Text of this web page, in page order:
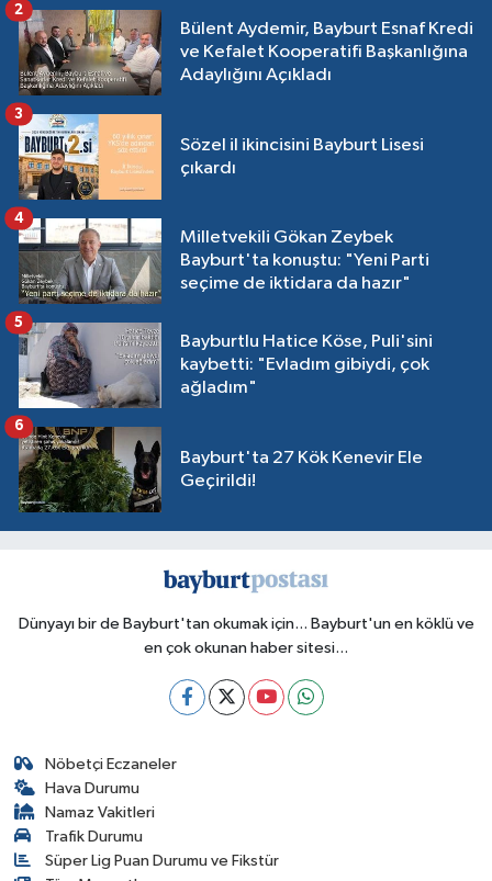
Bülent Aydemir, Bayburt Esnaf Kredi
ve Kefalet Kooperatifi Başkanlığına
Adaylığını Açıkladı
2
Sözel il ikincisini Bayburt Lisesi
çıkardı
3
Milletvekili Gökan Zeybek
Bayburt'ta konuştu: "Yeni Parti
seçime de iktidara da hazır"
4
Bayburtlu Hatice Köse, Puli'sini
kaybetti: "Evladım gibiydi, çok
ağladım"
5
Bayburt'ta 27 Kök Kenevir Ele
Geçirildi!
6
Dünyayı bir de Bayburt'tan okumak için... Bayburt'un en köklü ve
en çok okunan haber sitesi...
Nöbetçi Eczaneler
Hava Durumu
Namaz Vakitleri
Trafik Durumu
Süper Lig Puan Durumu ve Fikstür